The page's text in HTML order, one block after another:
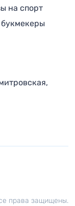
на спорт
права защищены.